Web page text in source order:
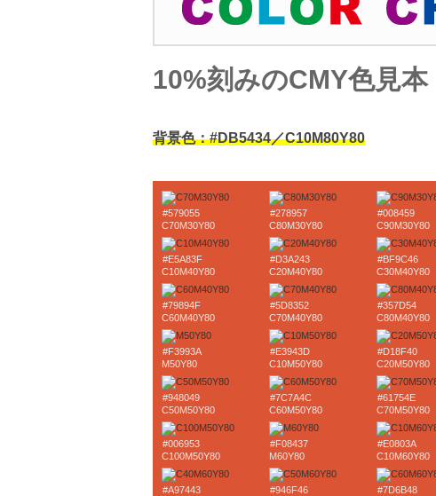
10%刻みのCMY色見本
背景色：#DB5434／C10M80Y80
#579055
C70M30Y80
#278957
C80M30Y80
#008459
C90M30Y80
#E5A83F
C10M40Y80
#D3A243
C20M40Y80
#BF9C46
C30M40Y80
#79894F
C60M40Y80
#5D8352
C70M40Y80
#357D54
C80M40Y80
#F3993A
M50Y80
#E3943D
C10M50Y80
#D18F40
C20M50Y80
#948049
C50M50Y80
#7C7A4C
C60M50Y80
#61754E
C70M50Y80
#006953
C100M50Y80
#F08437
M60Y80
#E0803A
C10M60Y80
#A97443
#946F46
#7D6B48